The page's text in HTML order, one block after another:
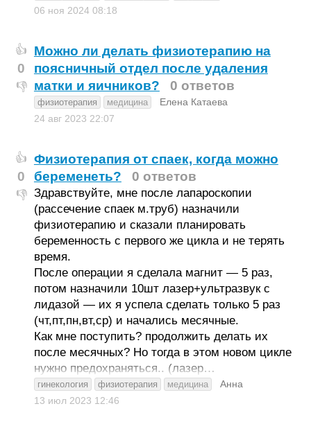
06 ноя 2024 08:18
👍
0
👎
Можно ли делать физиотерапию на
поясничный отдел после удаления
матки и яичников?
0 ответов
физиотерапия медицина
Елена Катаева
24 авг 2023 22:07
👍
0
👎
Физиотерапия от спаек, когда можно
беременеть?
0 ответов
Здравствуйте, мне после лапароскопии
(рассечение спаек м.труб) назначили
физиотерапию и сказали планировать
беременность с первого же цикла и не терять
время.
После операции я сделала магнит — 5 раз,
потом назначили 10шт лазер+ультразвук с
лидазой — их я успела сделать только 5 раз
(чт,пт,пн,вт,ср) и начались месячные.
Как мне поступить? продолжить делать их
после месячных? Но тогда в этом новом цикле
нужно предохраняться.. (лазер…
гинекология физиотерапия медицина
Анна
13 июл 2023 12:46